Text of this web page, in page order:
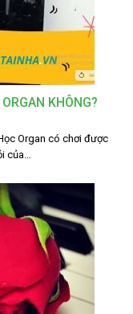
KHÔNG?
Organ có chơi được
của…